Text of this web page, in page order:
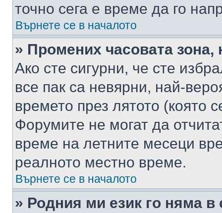
точно сега е време да го
Върнете се в началото
» Промених часовата
Ако сте сигурни, че сте
все пак са невярни, най-
времето през лятото (която
Форумите не могат да
време на летните месеци
реалното местно време.
Върнете се в началото
» Родния ми език го няма в